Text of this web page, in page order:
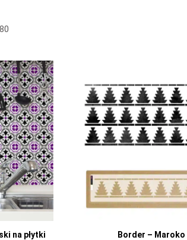
na płytki Border – Maroko